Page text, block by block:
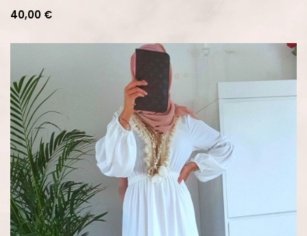
Prix
40,00 €